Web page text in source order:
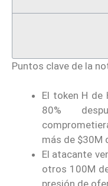
Puntos clave de la
El token H de
80%
más de $30M
El atacante
otros 100M